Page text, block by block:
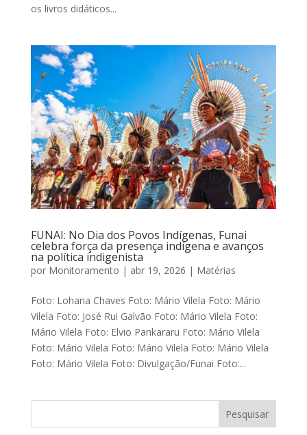
os livros didáticos...
FUNAI: No Dia dos Povos Indígenas, Funai
celebra força da presença indígena e avanços
na política indigenista
por Monitoramento | abr 19, 2026 | Matérias
Foto: Lohana Chaves Foto: Mário Vilela Foto: Mário
Vilela Foto: José Rui Galvão Foto: Mário Vilela Foto:
Mário Vilela Foto: Elvio Pankararu Foto: Mário Vilela
Foto: Mário Vilela Foto: Mário Vilela Foto: Mário Vilela
Foto: Mário Vilela Foto: Divulgação/Funai Foto:...